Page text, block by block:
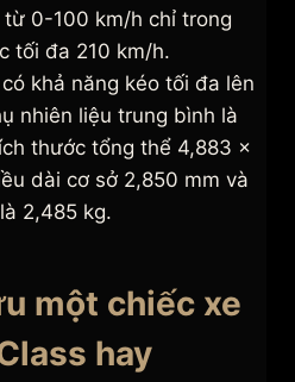
0-100 km/h chỉ trong
tối đa 210 km/h.
khả năng kéo tối đa lên
nhiên liệu trung bình là
thước tổng thể 4,883 x
dài cơ sở 2,850 mm và
2,485 kg.
một chiếc xe
hay